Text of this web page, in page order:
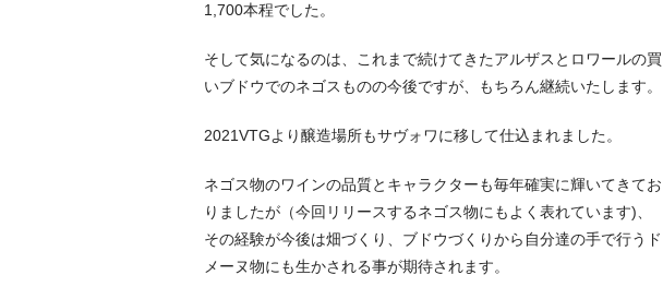
1,700本程でした。
そして気になるのは、これまで続けてきたアルザスとロワールの買
いブドウでのネゴスものの今後ですが、もちろん継続いたします。
2021VTGより醸造場所もサヴォワに移して仕込まれました。
ネゴス物のワインの品質とキャラクターも毎年確実に輝いてきてお
りましたが（今回リリースするネゴス物にもよく表れています)、
その経験が今後は畑づくり、ブドウづくりから自分達の手で行うド
メーヌ物にも生かされる事が期待されます。